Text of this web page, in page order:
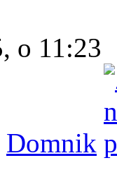
o 11:23
Domnik